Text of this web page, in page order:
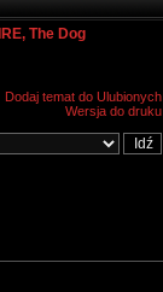
The Dog
Dodaj temat do Ulubionych
Wersja do druku